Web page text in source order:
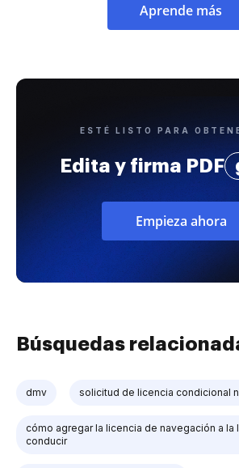
Aprende más
ESTÉ LISTO PARA
Edita y firma PDF
Empieza ahora
Búsquedas
dmv solicitud de licencia condicional
cómo agregar la licencia de navegación a la
conducir